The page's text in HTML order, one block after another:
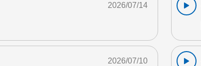
2026/07/14
2026/07/10